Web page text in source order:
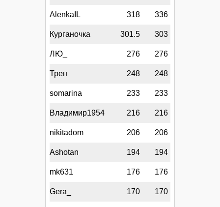
AlenkaIL 318 336
Курганочка 301.5 303
ЛЮ_ 276 276
Трен 248 248
somarina 233 233
Владимир1954 216 216
nikitadom 206 206
Ashotan 194 194
mk631 176 176
Gera_ 170 170